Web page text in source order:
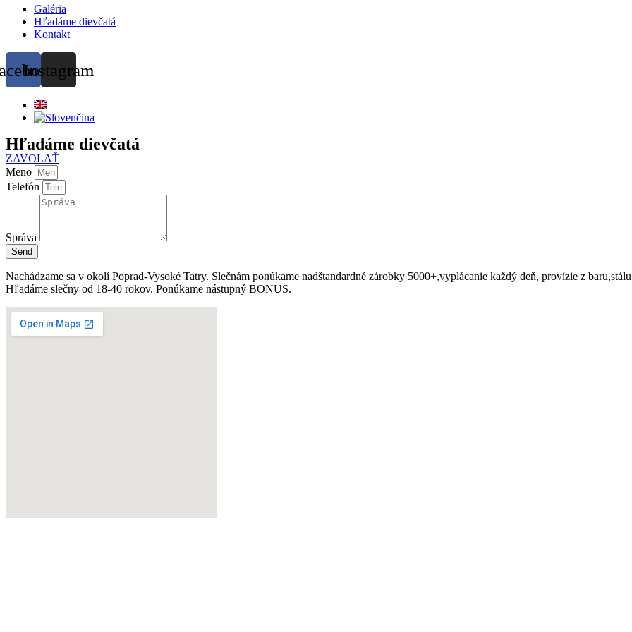
Galéria
Hľadáme dievčatá
Kontakt
Instagram
Hľadáme dievčatá
ZAVOLAŤ
Meno
Telefón
Správa
Send
Nachádzame sa v okolí Poprad-Vysoké Tatry. Slečnám ponúkame nadštandardné zárobky 5000+,vyplácanie každý deň, provízie z
Hľadáme slečny od 18-40 rokov. Ponúkame nástupný BONUS.